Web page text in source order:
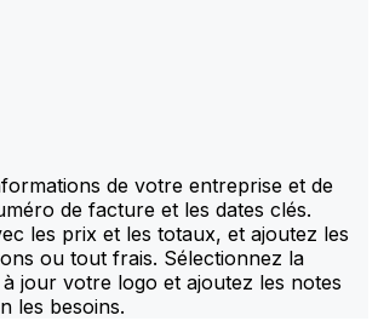
de votre entreprise et de
de facture et les dates clés.
les prix et les totaux, et ajoutez les
ou tout frais. Sélectionnez la
jour votre logo et ajoutez les notes
les besoins.